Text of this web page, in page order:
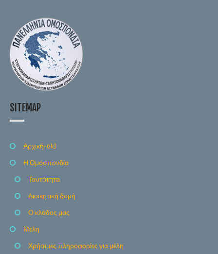
SITEMAP
Αρχική-old
Η Ομοσπονδία
Ταυτότητα
Διοικητική δομή
Ο κλάδος μας
Μέλη
Χρήσιμες πληροφορίες για μέλη